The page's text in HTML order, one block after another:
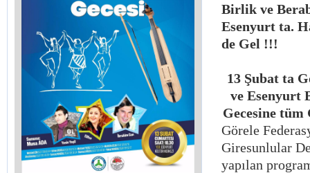
Birlik ve
Esenyurt ta.
de Gel !!!
13 Şubat ta
ve Esenyurt
Gecesine
Görele
Giresunlular
yapılan